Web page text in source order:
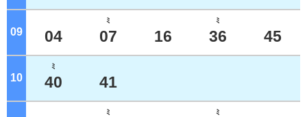
09 04
ﾐ
07 16
ﾐ
36 45
10
ﾐ
40 41
ﾐ ﾐ